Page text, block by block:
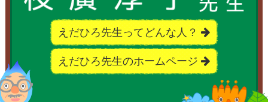
えだひろ先生ってどんな人？
えだひろ先生のホームページ